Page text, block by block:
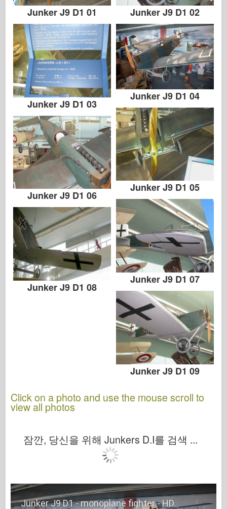
Tristar
트럼펫
즈베즈다
앨범 사진
산책
책
Dvd
연락처
르 저널
더 키트
Junker J9 D1 01 Junker J9 D1 02
Junker J9 D1 03
Junker J9 D1 04
Junker J9 D1 05
Junker J9 D1 06
Junker J9 D1 07
Junker J9 D1 08
Junker J9 D1 09
Click on a photo and use the mouse scroll to
view all photos
잠깐, 당신을 위해 Junkers D.I를 검색 ...